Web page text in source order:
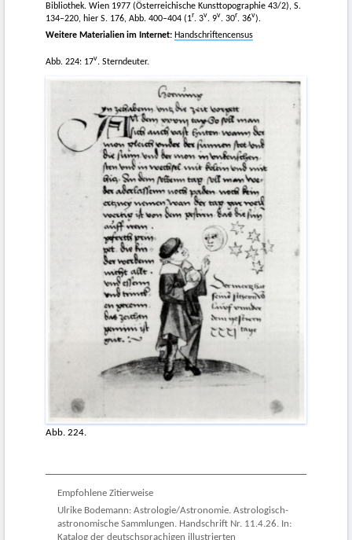
Bibliothek. Wien 1977 (Österreichische Kunsttopographie 43/2), S.
134–220, hier S. 176, Abb. 400–404 (1r. 3v. 9v. 30r. 36v).
Weitere Materialien im Internet: Handschriftencensus
Abb. 224: 17v. Sterndeuter.
Abb. 224.
Empfohlene Zitierweise
Ulrike Bodemann: Astrologie/Astronomie. Astrologisch-
astronomische Sammlungen. Handschrift Nr. 11.4.26. In:
Katalog der deutschsprachigen illustrierten